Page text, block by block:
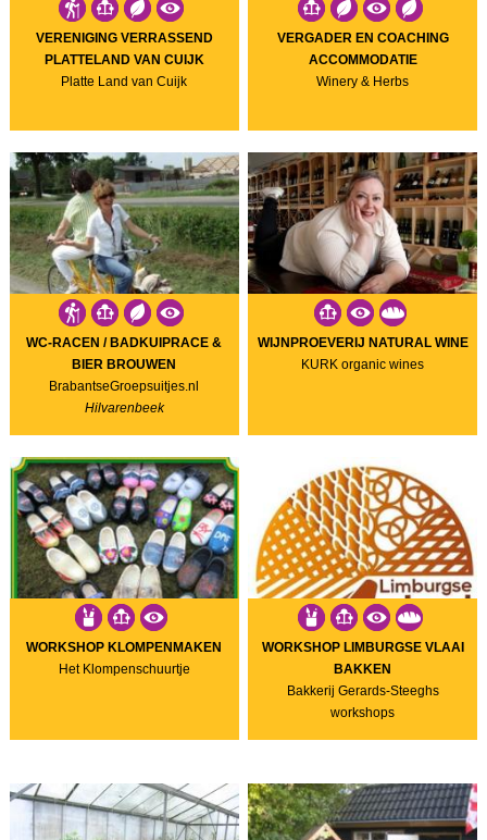
VERENIGING VERRASSEND
PLATTELAND VAN CUIJK
Platte Land van Cuijk
VERGADER EN COACHING
ACCOMMODATIE
Winery & Herbs
WC-RACEN / BADKUIPRACE &
BIER BROUWEN
BrabantseGroepsuitjes.nl
Hilvarenbeek
WIJNPROEVERIJ NATURAL WINE
KURK organic wines
WORKSHOP KLOMPENMAKEN
Het Klompenschuurtje
WORKSHOP LIMBURGSE VLAAI
BAKKEN
Bakkerij Gerards-Steeghs
workshops